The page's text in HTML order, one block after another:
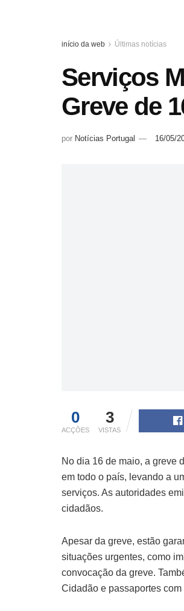
início da web Últimas notícias
Serviços
Greve de
por Notícias Portugal 16/05/
0
ACÇÕES
3
VISTAS
No dia 16 de maio, a greve
em todo o país, levando a
serviços. As autoridades
cidadãos.
Apesar da greve, estão
situações urgentes, como
convocação da greve.
Cidadão e passaportes com